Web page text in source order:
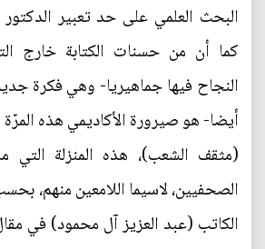
البحث العلمي على حد تعبير الدكتور
كما أن من حسنات الكتابة خارج
النجاح فيها جماهيريا- وهي فكرة
أيضا- هو صيرورة الأكاديمي هذه المرّة
(مثقف الشعب)، هذه المنزلة التي
الصحفيين، لاسيما اللامعين منهم،
الكاتب (عبد العزيز آل محمود) في